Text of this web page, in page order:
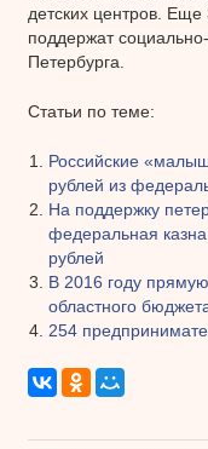
детских центров. Еще
поддержат
Петербурга.
Статьи по теме:
Российские
рублей из
На поддержку
федеральная
рублей
В 2016 году
областного
254